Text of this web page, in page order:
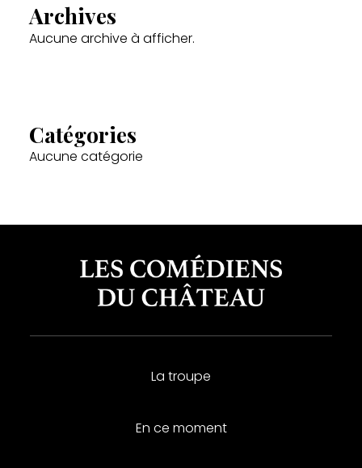
Archives
Aucune archive à afficher.
Catégories
Aucune catégorie
La troupe
En ce moment